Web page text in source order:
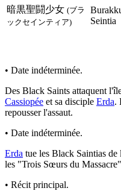
暗黒聖闘少女 (ブラ
ックセインティア)
Seintia
• Date indéterminée.
Des Black Saints attaquent
Cassiopée et sa disciple Erda.
repousser l'assaut.
• Date indéterminée.
Erda tue les Black Saintias de
les "Trois Sœurs du
• Récit principal.